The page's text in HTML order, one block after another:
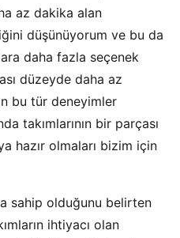
az dakika alan
düşünüyorum ve bu da
daha fazla seçenek
düzeyde daha az
bu tür deneyimler
takımlarının bir parçası
hazır olmaları bizim için
sahip olduğunu belirten
ihtiyacı olan